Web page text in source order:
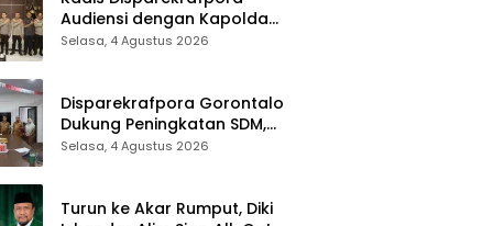
Audiensi dengan Kapolda
Gorontalo, Perkuat Sinergi
Selasa, 4 Agustus 2026
Disparekrafpora Gorontalo
Dukung Peningkatan SDM,
Berikan Rekomendasi Studi S3
Selasa, 4 Agustus 2026
Turun ke Akar Rumput, Diki